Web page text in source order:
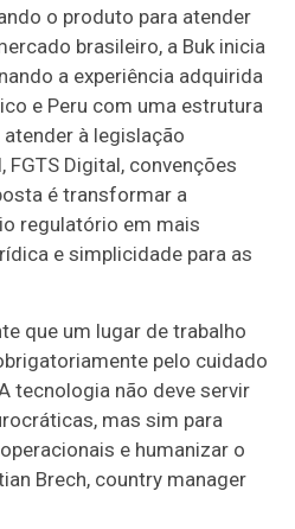
o produto para atender
brasileiro, a Buk inicia
a experiência adquirida
e Peru com uma estrutura
à legislação
FGTS Digital, convenções
é transformar a
regulatório em mais
e simplicidade para as
que um lugar de trabalho
pelo cuidado
tecnologia não deve servir
mas sim para
e humanizar o
Brech, country manager